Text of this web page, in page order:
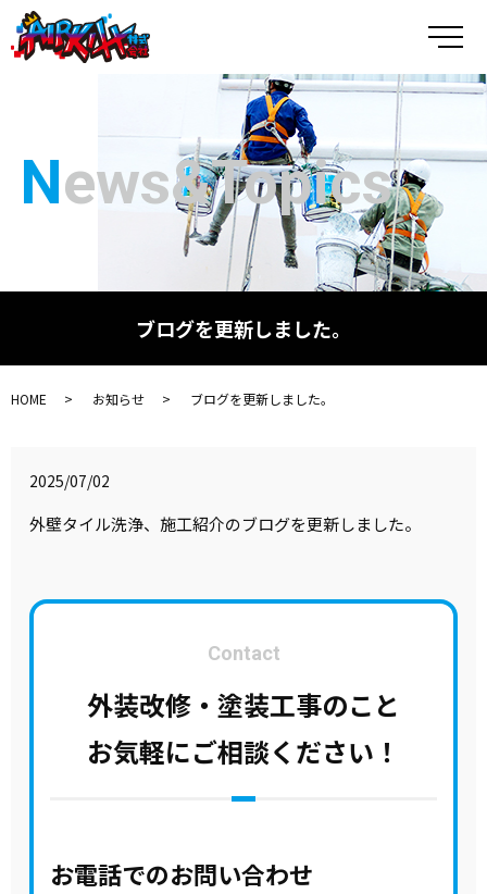
メ
News&Topics
ブログを更新しました。
HOME お知らせ ブログを更新しました。
2025/07/02
外壁タイル洗浄、施工紹介のブログを更新しました。
Contact
外装改修・塗装工事のこと
お気軽にご相談ください！
お電話でのお問い合わせ